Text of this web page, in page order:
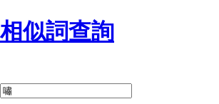
相似詞查詢